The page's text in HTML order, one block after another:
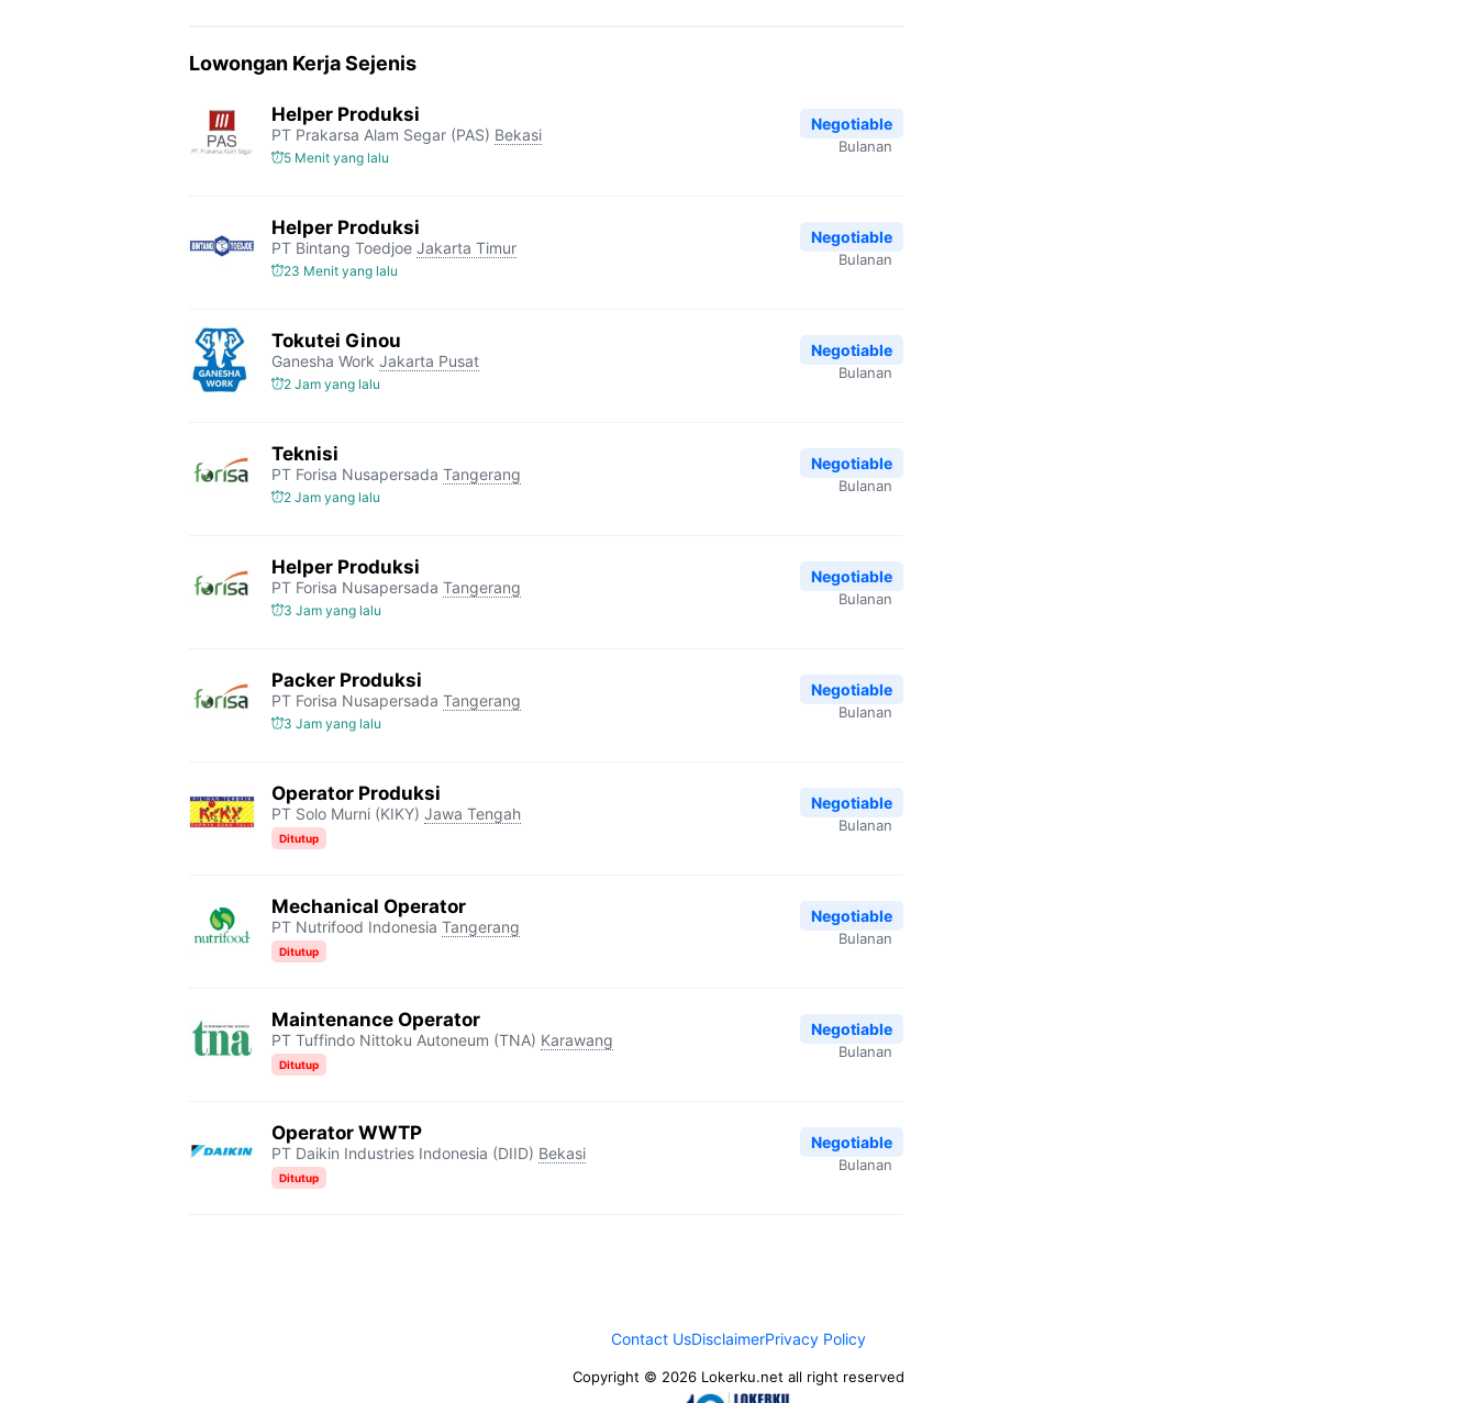
Lowongan Kerja Sejenis
Helper Produksi
PT Prakarsa Alam Segar (PAS) Bekasi
5 Menit yang lalu
Negotiable
Bulanan
Helper Produksi
PT Bintang Toedjoe Jakarta Timur
23 Menit yang lalu
Negotiable
Bulanan
Tokutei Ginou
Ganesha Work Jakarta Pusat
2 Jam yang lalu
Negotiable
Bulanan
Teknisi
PT Forisa Nusapersada Tangerang
2 Jam yang lalu
Negotiable
Bulanan
Helper Produksi
PT Forisa Nusapersada Tangerang
3 Jam yang lalu
Negotiable
Bulanan
Packer Produksi
PT Forisa Nusapersada Tangerang
3 Jam yang lalu
Negotiable
Bulanan
Operator Produksi
PT Solo Murni (KIKY) Jawa Tengah
Ditutup
Negotiable
Bulanan
Mechanical Operator
PT Nutrifood Indonesia Tangerang
Ditutup
Negotiable
Bulanan
Maintenance Operator
PT Tuffindo Nittoku Autoneum (TNA) Karawang
Ditutup
Negotiable
Bulanan
Operator WWTP
PT Daikin Industries Indonesia (DIID) Bekasi
Ditutup
Negotiable
Bulanan
Contact UsDisclaimerPrivacy Policy
Copyright © 2026 Lokerku.net all right reserved